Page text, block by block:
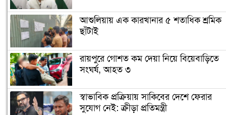
আশুলিয়ায় এক কারখানার ৫ শতাধিক শ্রমিক
ছাঁটাই
রায়পুরে গোশত কম দেয়া নিয়ে বিয়েবাড়িতে
সংঘর্ষ, আহত ৩
স্বাভাবিক প্রক্রিয়ায় সাকিবের দেশে ফেরার
সুযোগ নেই: ক্রীড়া প্রতিমন্ত্রী